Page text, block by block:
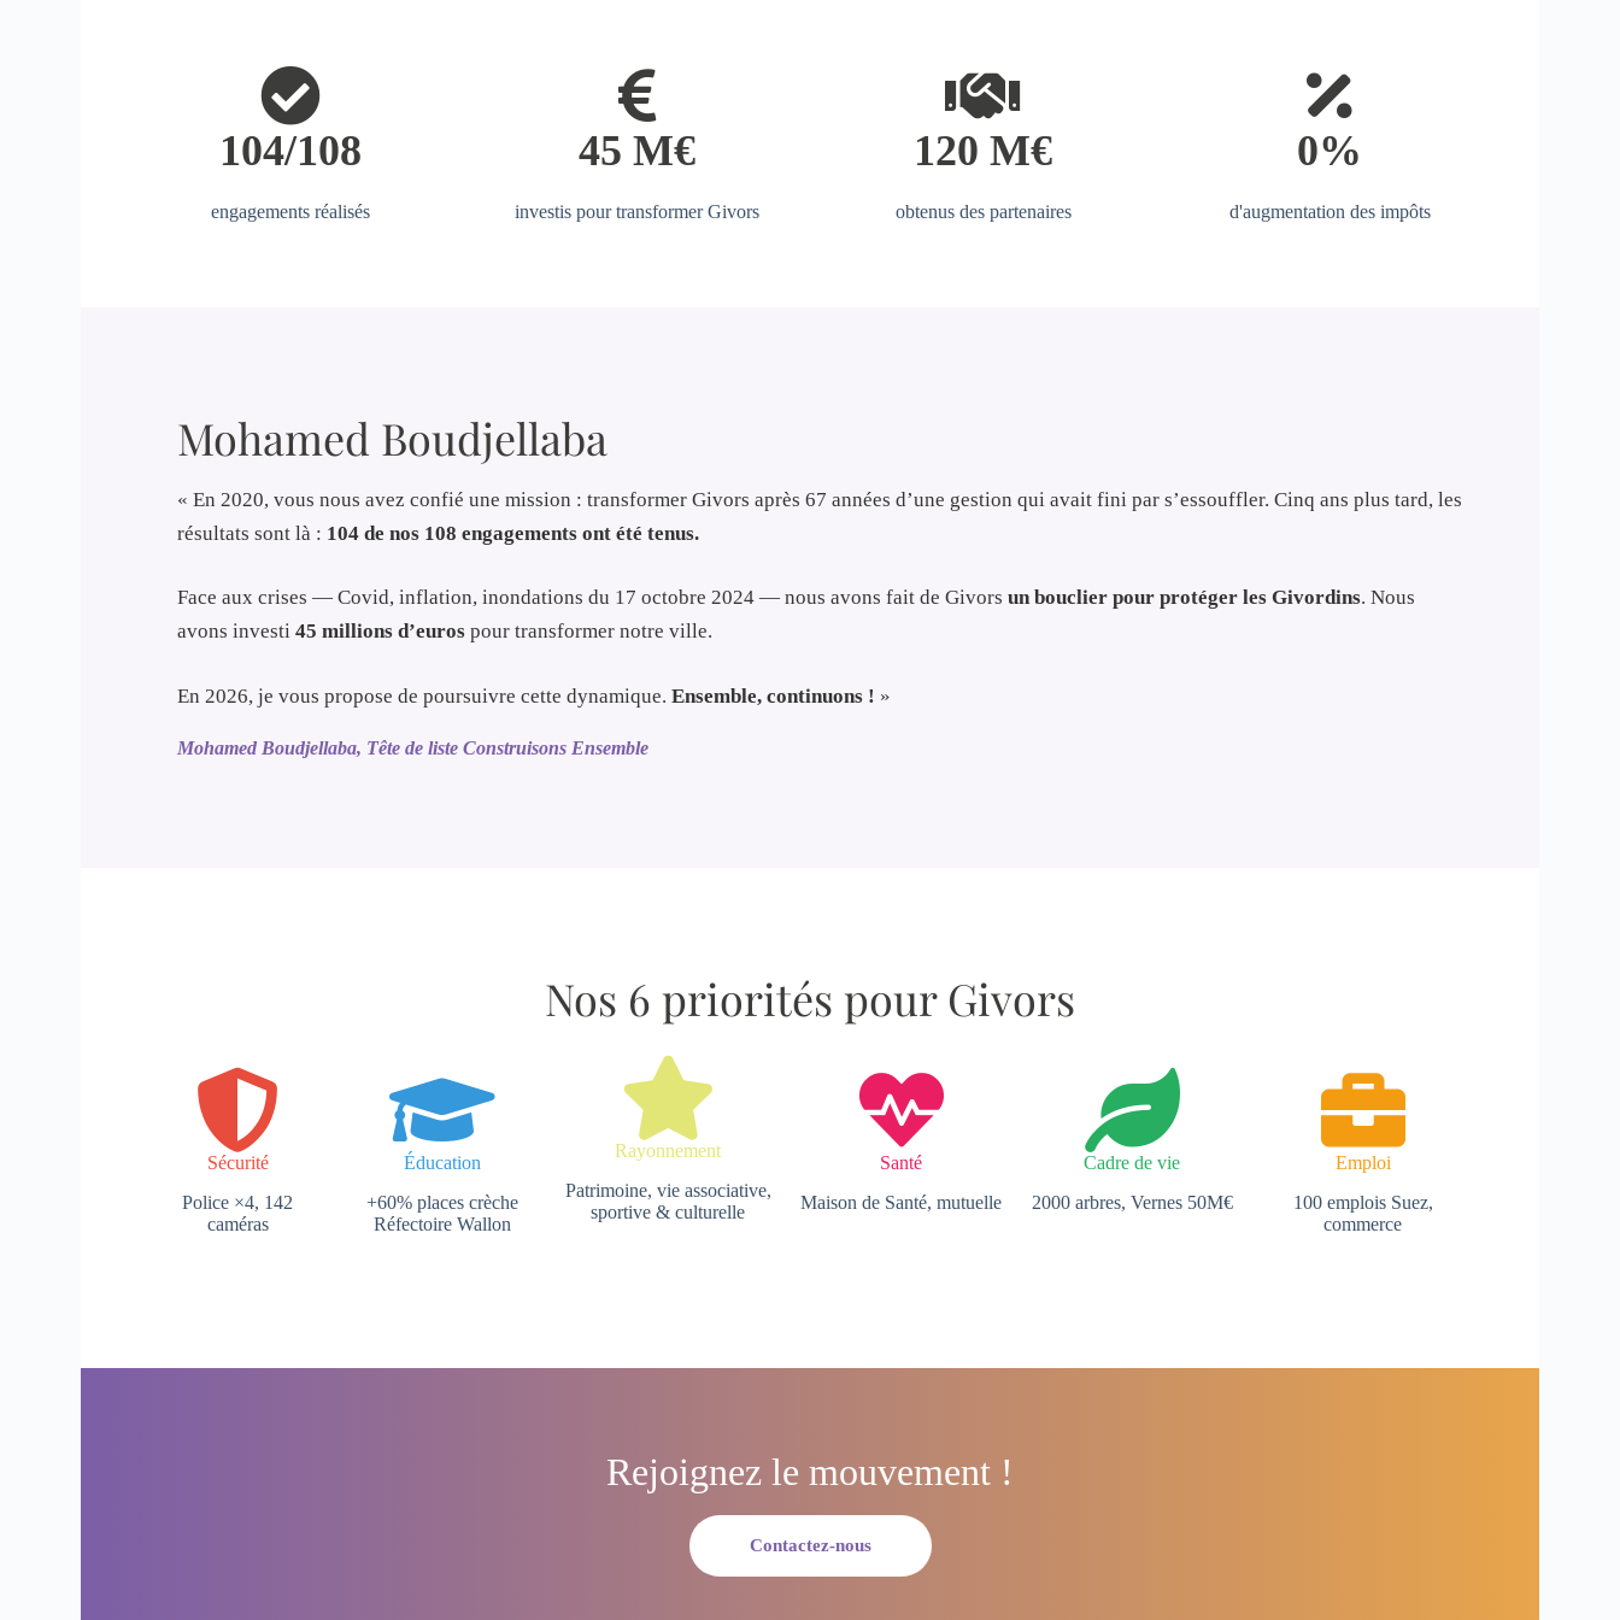
104/108
engagements réalisés
45 M€
investis pour transformer Givors
120 M€
obtenus des partenaires
0%
d'augmentation des impôts
Mohamed Boudjellaba
« En 2020, vous nous avez confié une mission : transformer Givors après 67 années d’une gestion qui avait fini par s’essouffler. Cinq ans plus tard, les
résultats sont là : 104 de nos 108 engagements ont été tenus.
Face aux crises — Covid, inflation, inondations du 17 octobre 2024 — nous avons fait de Givorsun bouclier pour protéger les Givordins. Nous
avons investi45 millions d’euros pour transformer notre ville.
En 2026, je vous propose de poursuivre cette dynamique.Ensemble, continuons ! »
Mohamed Boudjellaba, Tête de liste Construisons Ensemble
Nos 6 priorités pour Givors
Sécurité
Police ×4, 142
caméras
Éducation
+60% places crèche
Réfectoire Wallon
Rayonnement
Patrimoine, vie associative,
sportive & culturelle
Santé
Maison de Santé, mutuelle
Cadre de vie
2000 arbres, Vernes 50M€
Emploi
100 emplois Suez,
commerce
Rejoignez le mouvement !
Contactez-nous